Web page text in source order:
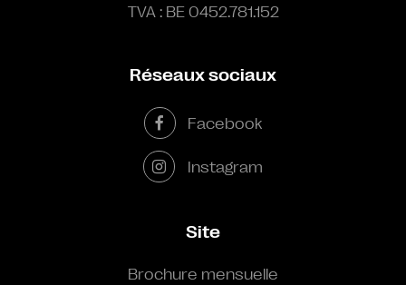
TVA : BE 0452.781.152
Réseaux sociaux
Facebook
Instagram
Site
Brochure mensuelle